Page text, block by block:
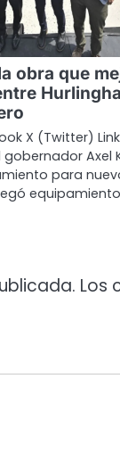
obra que
X (Twitter)
Axel
para
Los